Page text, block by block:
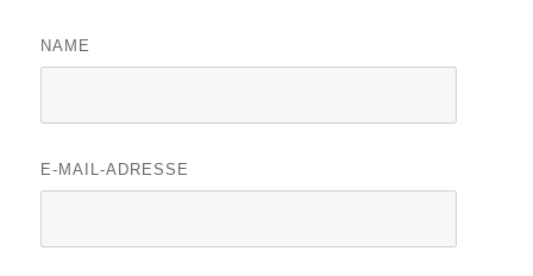
NAME
E-MAIL-ADRESSE